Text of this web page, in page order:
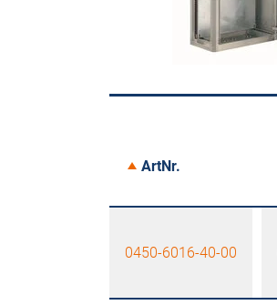
ArtNr.
0450-6016-40-00